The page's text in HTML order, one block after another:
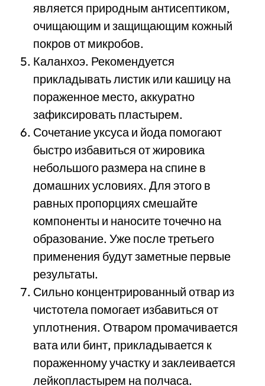
является природным антисептиком,
очищающим и защищающим кожный
покров от микробов.
Каланхоэ. Рекомендуется
прикладывать листик или кашицу на
пораженное место, аккуратно
зафиксировать пластырем.
Сочетание уксуса и йода помогают
быстро избавиться от жировика
небольшого размера на спине в
домашних условиях. Для этого в
равных пропорциях смешайте
компоненты и наносите точечно на
образование. Уже после третьего
применения будут заметные первые
результаты.
Сильно концентрированный отвар из
чистотела помогает избавиться от
уплотнения. Отваром промачивается
вата или бинт, прикладывается к
пораженному участку и заклеивается
лейкопластырем на полчаса.